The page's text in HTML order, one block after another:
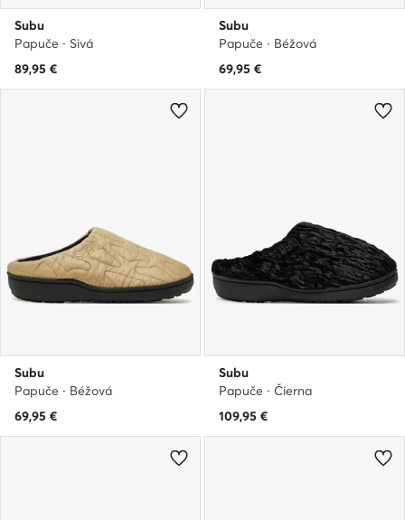
Subu
Papuče · Sivá
89,95 €
Subu
Papuče · Béžová
69,95 €
Subu
Papuče · Béžová
69,95 €
Subu
Papuče · Čierna
109,95 €